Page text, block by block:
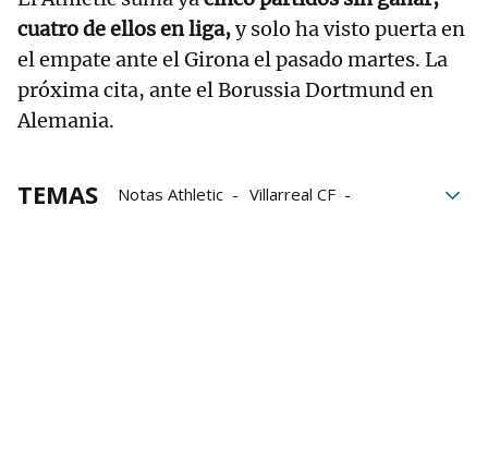
cuatro de ellos en liga,y solo ha visto puerta en
el empate ante el Girona el pasado martes. La
próxima cita, ante el Borussia Dortmund en
Alemania.
TEMAS Notas Athletic
Villarreal CF